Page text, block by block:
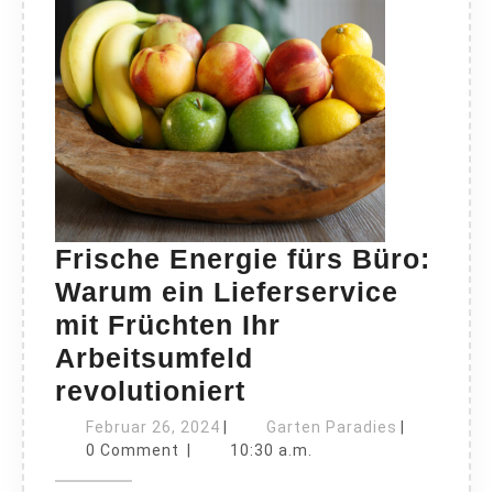
Frische Energie fürs Büro:
Warum ein Lieferservice
mit Früchten Ihr
Arbeitsumfeld
revolutioniert
Energie
fürs
Februar 26, 2024Februar
26,
Garten Paradies Garten
0 Comment
10:30 a.m.